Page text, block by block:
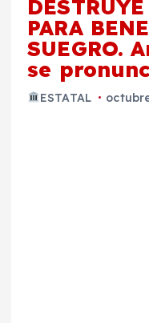
PARA
SUEGRO.
se
ESTATAL